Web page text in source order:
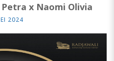
x Naomi Olivia
2024